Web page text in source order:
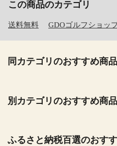
この商品のカテゴリ
送料無料 GDOゴルフショッ
同カテゴリのおすすめ商品
別カテゴリのおすすめ商品
ふるさと納税百選のおす